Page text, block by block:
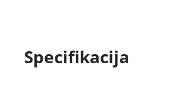
Specifikacija